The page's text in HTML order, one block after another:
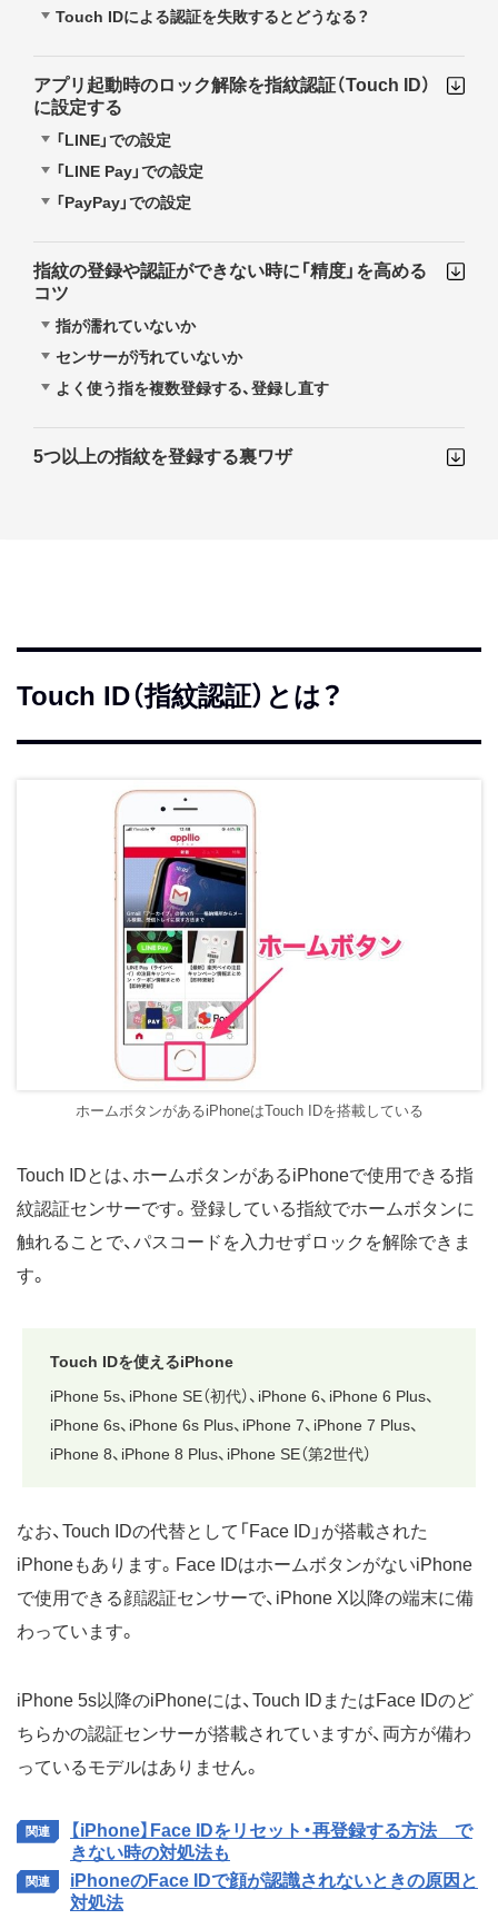
Touch IDによる認証を失敗するとどうなる？
アプリ起動時のロック解除を指紋認証（Touch ID）
に設定する
「LINE」での設定
「LINE Pay」での設定
「PayPay」での設定
指紋の登録や認証ができない時に「精度」を高める
コツ
指が濡れていないか
センサーが汚れていないか
よく使う指を複数登録する、登録し直す
5つ以上の指紋を登録する裏ワザ
Touch ID（指紋認証）とは？
ホームボタンがあるiPhoneはTouch IDを搭載している
Touch IDとは、ホームボタンがあるiPhoneで使用できる指
紋認証センサーです。登録している指紋でホームボタンに
触れることで、パスコードを入力せずロックを解除できま
す。
Touch IDを使えるiPhone
iPhone 5s、iPhone SE（初代）、iPhone 6、iPhone 6 Plus、
iPhone 6s、iPhone 6s Plus、iPhone 7、iPhone 7 Plus、
iPhone 8、iPhone 8 Plus、iPhone SE（第2世代）
なお、Touch IDの代替として「Face ID」が搭載された
iPhoneもあります。Face IDはホームボタンがないiPhone
で使用できる顔認証センサーで、iPhone X以降の端末に備
わっています。
iPhone 5s以降のiPhoneには、Touch IDまたはFace IDのど
ちらかの認証センサーが搭載されていますが、両方が備わ
っているモデルはありません。
【iPhone】Face IDをリセット・再登録する方法 で
きない時の対処法も
iPhoneのFace IDで顔が認識されないときの原因と
対処法